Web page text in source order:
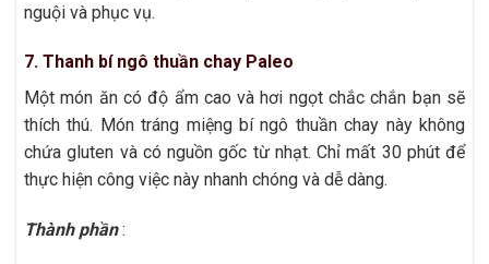
nguội và phục vụ.
7. Thanh bí ngô thuần chay Paleo
Một món ăn có độ ẩm cao và hơi ngọt chắc chắn bạn sẽ
thích thú. Món tráng miệng bí ngô thuần chay này không
chứa gluten và có nguồn gốc từ nhạt. Chỉ mất 30 phút để
thực hiện công việc này nhanh chóng và dễ dàng.
Thành phần: